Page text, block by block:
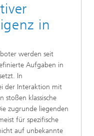
in
werden seit
Aufgaben in
In
der Interaktion mit
stoßen klassische
zugrunde liegenden
für spezifische
auf unbekannte